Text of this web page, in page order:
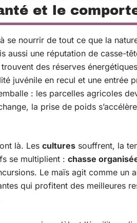
et le
se nourrir de tout ce que la
aussi une réputation de casse-
des réserves
juvénile en recul et une entrée
: les parcelles agricoles
la prise de poids
là. Les cultures souffrent, la
se multiplient : chasse
Le maïs agit comme
qui profitent des meilleures